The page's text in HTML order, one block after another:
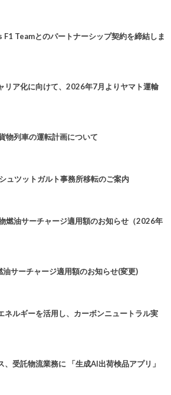
F1 Teamとのパートナーシップ契約を締結しま
リア化に向けて、2026年7月よりヤマト運輸
物列車の運転計画について
ュツットガルト事務所移転のご案内
燃油サーチャージ適用額のお知らせ（2026年
サーチャージ適用額のお知らせ(変更)
ネルギーを活用し、カーボンニュートラル実
受託物流業務に 「生成AI出荷検品アプリ」